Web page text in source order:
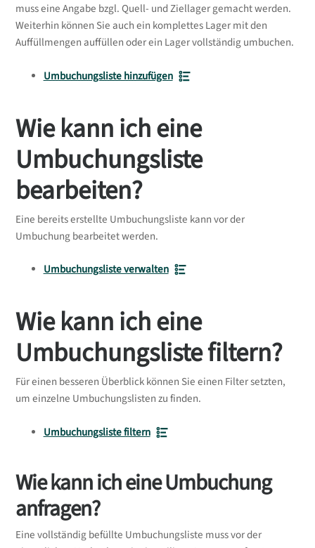
muss eine Angabe bzgl. Quell- und Ziellager gemacht werden.
Weiterhin können Sie auch ein komplettes Lager mit den
Auffüllmengen auffüllen oder ein Lager vollständig umbuchen.
Umbuchungsliste hinzufügen
Wie kann ich eine
Umbuchungsliste
bearbeiten?
Eine bereits erstellte Umbuchungsliste kann vor der
Umbuchung bearbeitet werden.
Umbuchungsliste verwalten
Wie kann ich eine
Umbuchungsliste filtern?
Für einen besseren Überblick können Sie einen Filter setzten,
um einzelne Umbuchungslisten zu finden.
Umbuchungsliste filtern
Wie kann ich eine Umbuchung
anfragen?
Eine vollständig befüllte Umbuchungsliste muss vor der